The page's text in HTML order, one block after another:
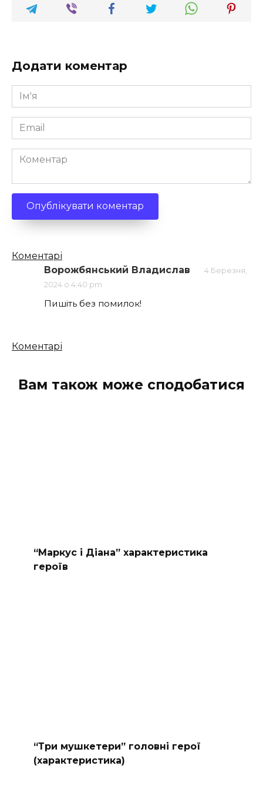
Додати коментар
Ім'я
*
Email
*
Коментар
Кількість
коментарів
Коментарі
Ворожбянський Владислав
4 Березня,
2024 о 4:40 pm
Пишіть без помилок!
Кількість
Коментарі
Вам також може сподобатися
“Маркус і Діана” характеристика
героїв
“Три мушкетери” головні герої
(характеристика)